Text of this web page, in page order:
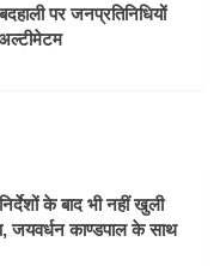
पर जनप्रतिनिधियों
के बाद भी नहीं खुली
जयवर्धन काण्डपाल के साथ